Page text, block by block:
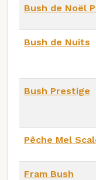
Bush de Noël
Bush de Nuits
Bush Prestige
Pêche Mel
Fram Bush